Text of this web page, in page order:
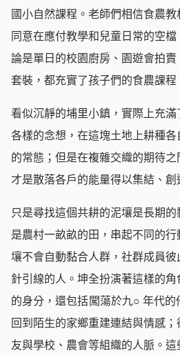
國小自然課程。老師們相信食農
同意在應付教學和兒童日常的空
論是單日的校園廚房、園遊會拍
套裝，都充實了孩子們的食農課程
看似沉靜的埔里小鎮，實際上充
各樣的念想，在這塊土地上耕種
的常態；但是在複雜交織的期待之
才是散落各戶的能量得以集結、創
只是尋找這個共耕的泥壤是長期的
是農村一畝畝的田，串起不同的
壤不會自動黏合人群，社群成員
針引線的人。坤全扮演著這樣的
的身分，還包括闖蕩於九○ 年代
回到陌生的家鄉重建連結與情感
友與學校、農會等組織的人脈。